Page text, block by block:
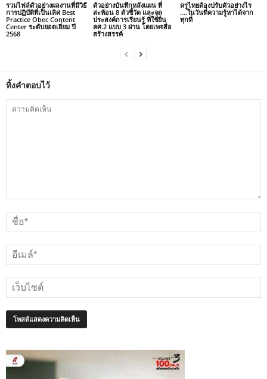
รวมไฟล์ตัวอย่างผลงานที่มีวิธี
การปฏิบัติที่เป็นเลิศ Best
Practice Obec Content
Center ระดับยอดเยี่ยม ปี
2568
ตัวอย่างบันทึกหลังแผน ที่
สะท้อน 8 ตัวชี้วัด และจุด
ประสงค์การเรียนรู้ ที่ใช้ยื่น
คศ.2 แบบ 3 ผ่าน โดยเพจสื่อ
สร้างสรรค์
ครูไทยต้องปรับตัวอย่างไร
….ในวันที่ความรู้หาได้จาก
ทุกที่
ทิ้งคำตอบไว้